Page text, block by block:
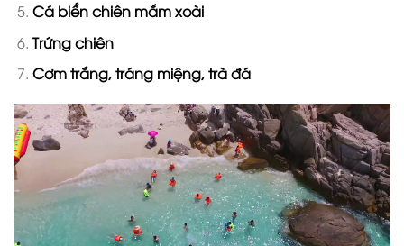
Cá biển chiên mắm xoài
Trứng chiên
Cơm trắng, tráng miệng, trà đá